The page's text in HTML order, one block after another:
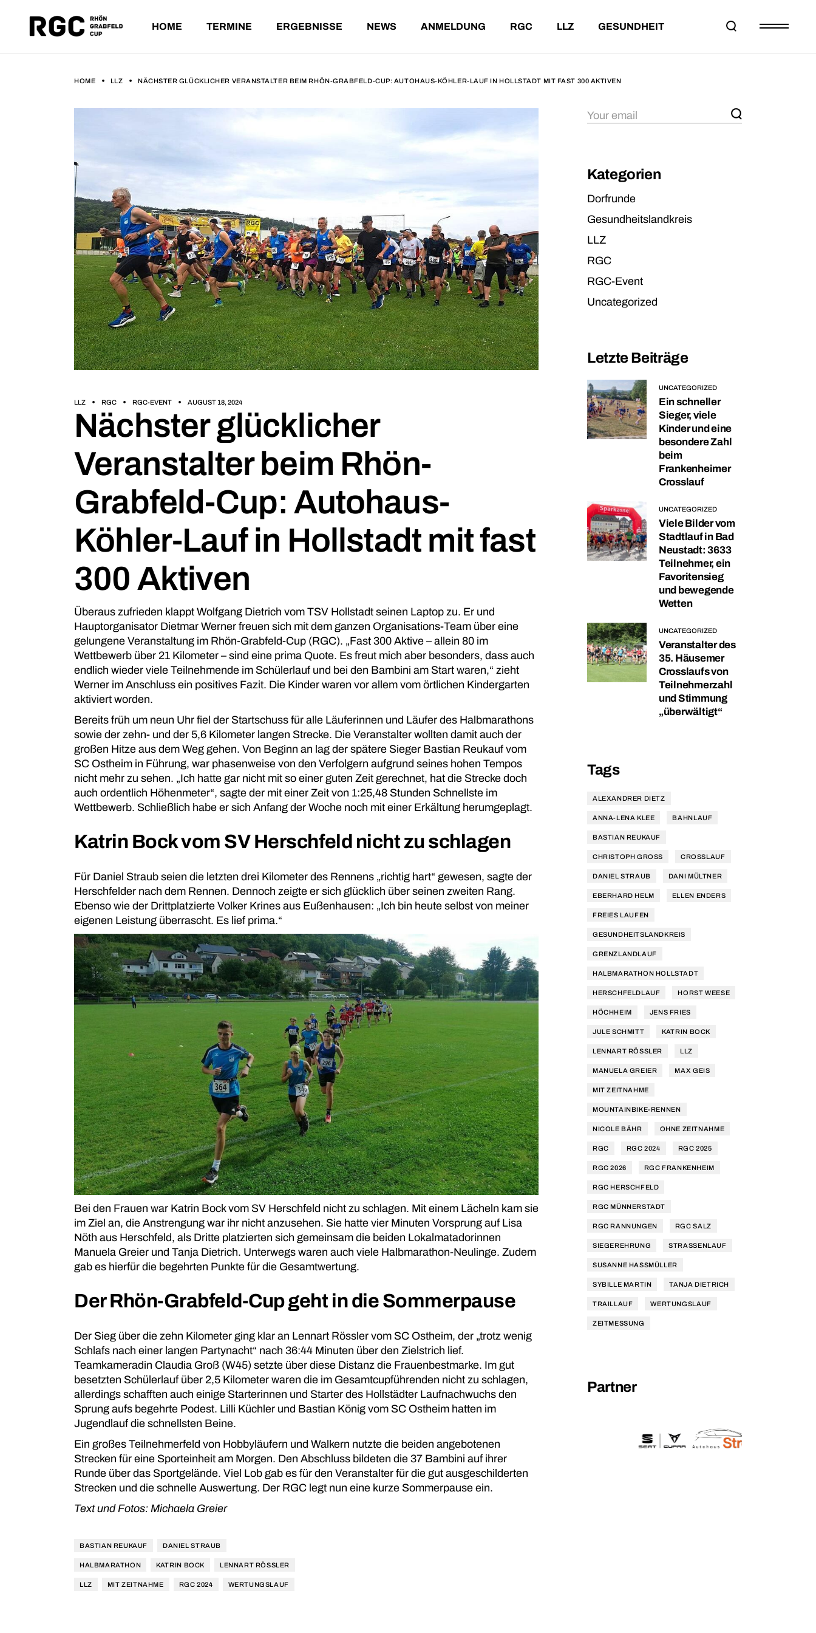
HOME TERMINE
ANSTEHENDE LÄUFE
ERGEBNISSE
ERGEBNISSE AKTUELL
NEWS ANMELDUNG
T-SHIRT-WERTUNG
RGC
TEILNAHMEBED.
LLZ
DAS LLZ
KONTAKT
GESUNDHEIT
PROJEKT DORFRUNDE
ANSTEHENDE LÄUFEERGEBNISSE AKTUELL T-SHIRT-WERTUNG TEILNAHMEBED.DAS LLZ PROJEKT DORFRUNDE
HOME LLZ NÄCHSTER GLÜCKLICHER VERANSTALTER BEIM RHÖN-GRABFELD-CUP: AUTOHAUS-KÖHLER-LAUF IN HOLLSTADT MIT FAST 300 AKTIVEN
LLZ RGC RGC-EVENT AUGUST 18, 2024
Nächster glücklicher
Veranstalter beim Rhön-
Grabfeld-Cup: Autohaus-
Köhler-Lauf in Hollstadt mit fast
300 Aktiven
Überaus zufrieden klappt Wolfgang Dietrich vom TSV Hollstadt seinen Laptop zu. Er und
Hauptorganisator Dietmar Werner freuen sich mit dem ganzen Organisations-Team über eine
gelungene Veranstaltung im Rhön-Grabfeld-Cup (RGC). „Fast 300 Aktive – allein 80 im
Wettbewerb über 21 Kilometer – sind eine prima Quote. Es freut mich aber besonders, dass auch
endlich wieder viele Teilnehmende im Schülerlauf und bei den Bambini am Start waren,“ zieht
Werner im Anschluss ein positives Fazit. Die Kinder waren vor allem vom örtlichen Kindergarten
aktiviert worden.
Bereits früh um neun Uhr fiel der Startschuss für alle Läuferinnen und Läufer des Halbmarathons
sowie der zehn- und der 5,6 Kilometer langen Strecke. Die Veranstalter wollten damit auch der
großen Hitze aus dem Weg gehen. Von Beginn an lag der spätere Sieger Bastian Reukauf vom
SC Ostheim in Führung, war phasenweise von den Verfolgern aufgrund seines hohen Tempos
nicht mehr zu sehen. „Ich hatte gar nicht mit so einer guten Zeit gerechnet, hat die Strecke doch
auch ordentlich Höhenmeter“, sagte der mit einer Zeit von 1:25,48 Stunden Schnellste im
Wettbewerb. Schließlich habe er sich Anfang der Woche noch mit einer Erkältung herumgeplagt.
Katrin Bock vom SV Herschfeld nicht zu schlagen
Für Daniel Straub seien die letzten drei Kilometer des Rennens „richtig hart“ gewesen, sagte der
Herschfelder nach dem Rennen. Dennoch zeigte er sich glücklich über seinen zweiten Rang.
Ebenso wie der Drittplatzierte Volker Krines aus Eußenhausen: „Ich bin heute selbst von meiner
eigenen Leistung überrascht. Es lief prima.“
Bei den Frauen war Katrin Bock vom SV Herschfeld nicht zu schlagen. Mit einem Lächeln kam sie
im Ziel an, die Anstrengung war ihr nicht anzusehen. Sie hatte vier Minuten Vorsprung auf Lisa
Nöth aus Herschfeld, als Dritte platzierten sich gemeinsam die beiden Lokalmatadorinnen
Manuela Greier und Tanja Dietrich. Unterwegs waren auch viele Halbmarathon-Neulinge. Zudem
gab es hierfür die begehrten Punkte für die Gesamtwertung.
Der Rhön-Grabfeld-Cup geht in die Sommerpause
Der Sieg über die zehn Kilometer ging klar an Lennart Rössler vom SC Ostheim, der „trotz wenig
Schlafs nach einer langen Partynacht“ nach 36:44 Minuten über den Zielstrich lief.
Teamkameradin Claudia Groß (W45) setzte über diese Distanz die Frauenbestmarke. Im gut
besetzten Schülerlauf über 2,5 Kilometer waren die im Gesamtcupführenden nicht zu schlagen,
allerdings schafften auch einige Starterinnen und Starter des Hollstädter Laufnachwuchs den
Sprung aufs begehrte Podest. Lilli Küchler und Bastian König vom SC Ostheim hatten im
Jugendlauf die schnellsten Beine.
Ein großes Teilnehmerfeld von Hobbyläufern und Walkern nutzte die beiden angebotenen
Strecken für eine Sporteinheit am Morgen. Den Abschluss bildeten die 37 Bambini auf ihrer
Runde über das Sportgelände. Viel Lob gab es für den Veranstalter für die gut ausgeschilderten
Strecken und die schnelle Auswertung. Der RGC legt nun eine kurze Sommerpause ein.
Text und Fotos: Michaela Greier
BASTIAN REUKAUF DANIEL STRAUB
HALBMARATHON KATRIN BOCK LENNART RÖSSLER
LLZ MIT ZEITNAHME RGC 2024 WERTUNGSLAUF
Kategorien
Dorfrunde
Gesundheitslandkreis
LLZ
RGC
RGC-Event
Uncategorized
Letzte Beiträge
UNCATEGORIZED
Ein schneller
Sieger, viele
Kinder und eine
besondere Zahl
beim
Frankenheimer
Crosslauf
UNCATEGORIZED
Viele Bilder vom
Stadtlauf in Bad
Neustadt: 3633
Teilnehmer, ein
Favoritensieg
und bewegende
Wetten
UNCATEGORIZED
Veranstalter des
35. Häusemer
Crosslaufs von
Teilnehmerzahl
und Stimmung
„überwältigt“
Tags
ALEXANDRER DIETZ
ANNA-LENA KLEE BAHNLAUF
BASTIAN REUKAUF
CHRISTOPH GROSS CROSSLAUF
DANIEL STRAUB DANI MÜLTNER
EBERHARD HELM ELLEN ENDERS
FREIES LAUFEN
GESUNDHEITSLANDKREIS
GRENZLANDLAUF
HALBMARATHON HOLLSTADT
HERSCHFELDLAUF HORST WEESE
HÖCHHEIM JENS FRIES
JULE SCHMITT KATRIN BOCK
LENNART RÖSSLER LLZ
MANUELA GREIER MAX GEIS
MIT ZEITNAHME
MOUNTAINBIKE-RENNEN
NICOLE BÄHR OHNE ZEITNAHME
RGC RGC 2024 RGC 2025
RGC 2026 RGC FRANKENHEIM
RGC HERSCHFELD
RGC MÜNNERSTADT
RGC RANNUNGEN RGC SALZ
SIEGEREHRUNG STRASSENLAUF
SUSANNE HASSMÜLLER
SYBILLE MARTIN TANJA DIETRICH
TRAILLAUF WERTUNGSLAUF
ZEITMESSUNG
Partner